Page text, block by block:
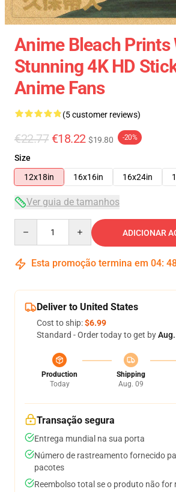
Anime Bleach Prints
Stunning 4K HD
Anime Fans
(5 customer reviews)
€22.77 €18.22 $19.80 -20%
Size
12x18in
16x16in 16x24in
Ver guia de tamanhos
ADICIONAR
Esta promoção termina em 04:
Deliver to United States
Cost to ship:$6.99
Standard - Order today to get by
Production
Today
Shipping
Aug. 09
Transação segura
Entrega mundial na sua porta
Número de rastreamento fornecido
pacotes
Reembolso total se o produto não for